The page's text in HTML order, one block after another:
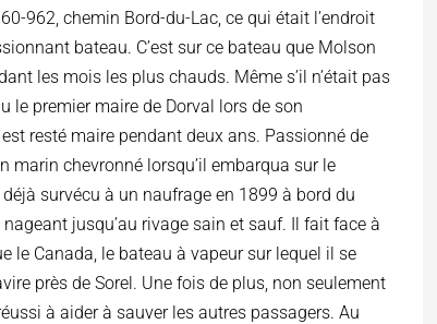
962, chemin Bord-du-Lac, ce qui était l’endroit
bateau. C’est sur ce bateau que Molson
les mois les plus chauds. Même s’il n’était pas
le premier maire de Dorval lors de son
resté maire pendant deux ans. Passionné de
chevronné lorsqu’il embarqua sur le
survécu à un naufrage en 1899 à bord du
jusqu’au rivage sain et sauf. Il fait face à
le Canada, le bateau à vapeur sur lequel il se
près de Sorel. Une fois de plus, non seulement
à aider à sauver les autres passagers. Au